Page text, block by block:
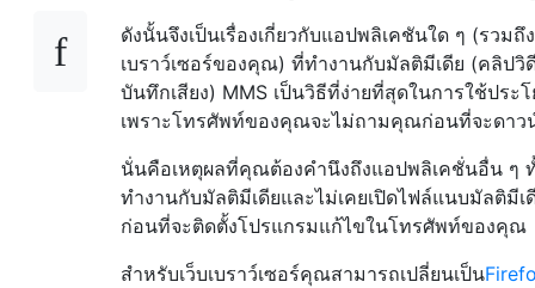
ดังนั้นจึงเป็นเรื่องเกี่ยวกับแอปพลิเคชันใด ๆ (รวมถึ
เบราว์เซอร์ของคุณ) ที่ทำงานกับมัลติมีเดีย (คลิปวิ
บันทึกเสียง) MMS เป็นวิธีที่ง่ายที่สุดในการใช้ประ
เพราะโทรศัพท์ของคุณจะไม่ถามคุณก่อนที่จะดาว
นั่นคือเหตุผลที่คุณต้องคำนึงถึงแอปพลิเคชั่นอื่น ๆ
ทำงานกับมัลติมีเดียและไม่เคยเปิดไฟล์แนบมัลติมีเ
ก่อนที่จะติดตั้งโปรแกรมแก้ไขในโทรศัพท์ของคุณ
สำหรับเว็บเบราว์เซอร์คุณสามารถเปลี่ยนเป็น